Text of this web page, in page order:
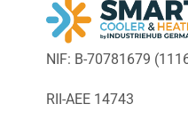
NIF: B-70781679 (
RII-AEE 14743